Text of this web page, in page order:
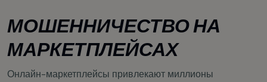
МОШЕННИЧЕСТВО НА
МАРКЕТПЛЕЙСАХ
Онлайн-маркетплейсы привлекают миллионы